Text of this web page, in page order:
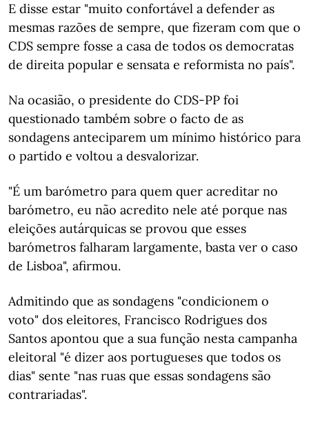
E disse estar "muito confortável a defender as
mesmas razões de sempre, que fizeram com que o
CDS sempre fosse a casa de todos os democratas
de direita popular e sensata e reformista no país".
Na ocasião, o presidente do CDS-PP foi
questionado também sobre o facto de as
sondagens anteciparem um mínimo histórico para
o partido e voltou a desvalorizar.
"É um barómetro para quem quer acreditar no
barómetro, eu não acredito nele até porque nas
eleições autárquicas se provou que esses
barómetros falharam largamente, basta ver o caso
de Lisboa", afirmou.
Admitindo que as sondagens "condicionem o
voto" dos eleitores, Francisco Rodrigues dos
Santos apontou que a sua função nesta campanha
eleitoral "é dizer aos portugueses que todos os
dias" sente "nas ruas que essas sondagens são
contrariadas".